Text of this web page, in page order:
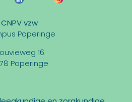
CNPV vzw
Poperinge
16
Poperinge